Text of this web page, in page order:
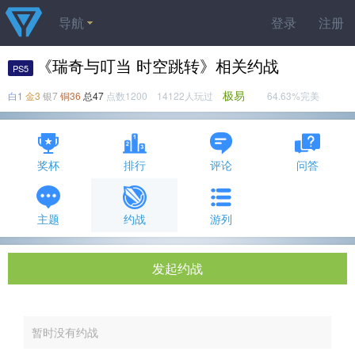
登录 注册
导航
PS5 《瑞奇与叮当 时空跳转》相关约战
白1 金3 银7 铜36 总47 点数1200 14122人玩过 极易 64.63%完美
奖杯 排行 评论 问答
主题 约战 游列
发起约战
暂时没有约战